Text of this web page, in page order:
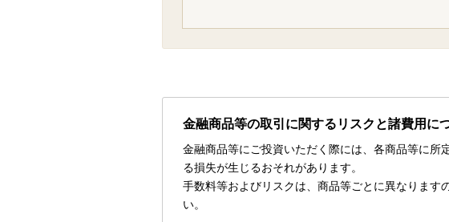
金融商品等の取引に関するリスクと諸費用に
金融商品等にご投資いただく際には、各商品等に所
る損失が生じるおそれがあります。
手数料等およびリスクは、商品等ごとに異なります
い。